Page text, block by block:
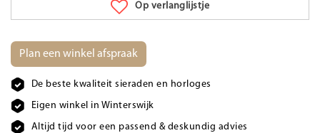
Op verlanglijstje
Plan een winkel afspraak
De beste kwaliteit sieraden en horloges
Eigen winkel in Winterswijk
Altijd tijd voor een passend & deskundig advies